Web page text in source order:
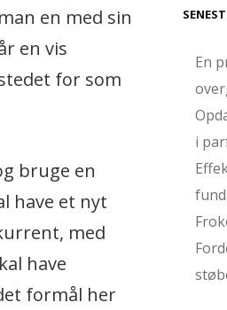
en med sin
en vis
for som
bruge en
have et nyt
med
have
formål her
En
i